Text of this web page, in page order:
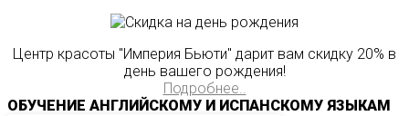
Центр красоты "Империя Бьюти" дарит вам скидку 20% в
день вашего рождения!
Подробнее..
ОБУЧЕНИЕ АНГЛИЙСКОМУ И ИСПАНСКОМУ ЯЗЫКАМ